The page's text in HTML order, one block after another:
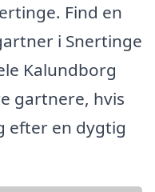
Find en
i Snertinge
Kalundborg
gartnere, hvis
efter en dygtig